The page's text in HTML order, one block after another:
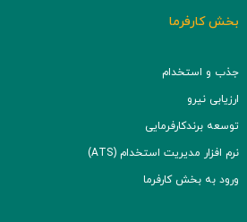
بخش کارفرما
جذب و استخدام
ارزیابی نیرو
توسعه برند‌کارفرمایی
نرم افزار مدیریت استخدام (ATS)
ورود به بخش کارفرما